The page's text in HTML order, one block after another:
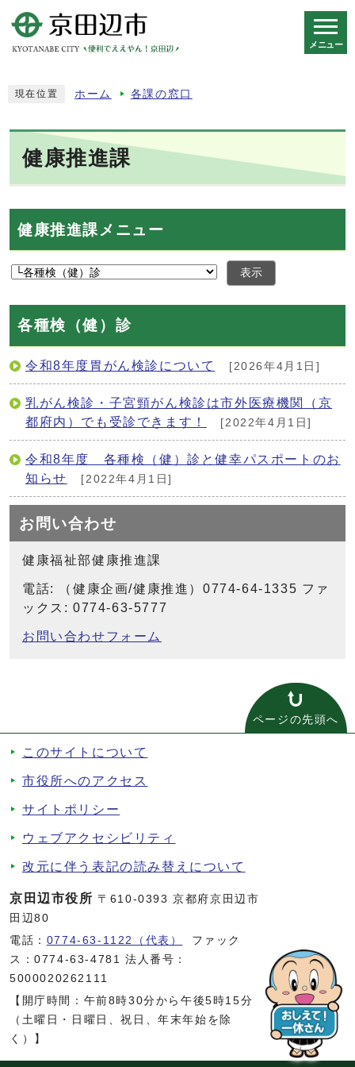
メニュー
現在位置 ホーム 各課の窓口
健康推進課
健康推進課メニュー
表示
各種検（健）診
令和8年度胃がん検診について [2026年4月1日]
乳がん検診・子宮頸がん検診は市外医療機関（京
都府内）でも受診できます！
[2022年4月1日]
令和8年度 各種検（健）診と健幸パスポートのお
知らせ
[2022年4月1日]
お問い合わせ
健康福祉部健康推進課
電話: （健康企画/健康推進）0774-64-1335 ファ
ックス: 0774-63-5777
お問い合わせフォーム
ページの先頭へ
このサイトについて
市役所へのアクセス
サイトポリシー
ウェブアクセシビリティ
改元に伴う表記の読み替えについて
京田辺市役所 〒610-0393 京都府京田辺市
田辺80
電話： 0774-63-1122（代表）
ファック
ス：0774-63-4781 法人番号：
5000020262111
【開庁時間：午前8時30分から午後5時15分
（土曜日・日曜日、祝日、年末年始を除
く）】